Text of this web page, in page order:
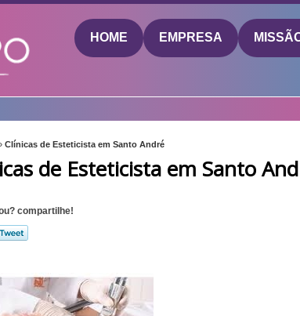
HOME EMPRESA
Clínicas de Esteticista em Santo André
de Esteticista em Santo
compartilhe!